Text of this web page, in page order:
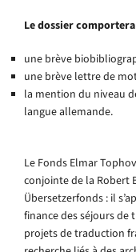
Le dossier
une brève
une brève lettre de
la mention du niveau
langue allemande.
Le Fonds Elmar
conjointe de la Robert
Übersetzerfonds : il
finance des séjours de
projets de traduction